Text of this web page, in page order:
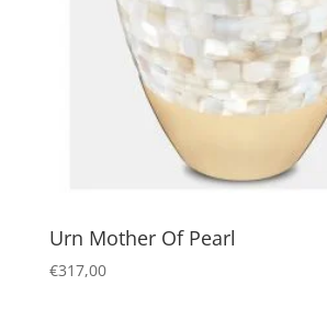
Urn Mother Of Pearl
€317,00